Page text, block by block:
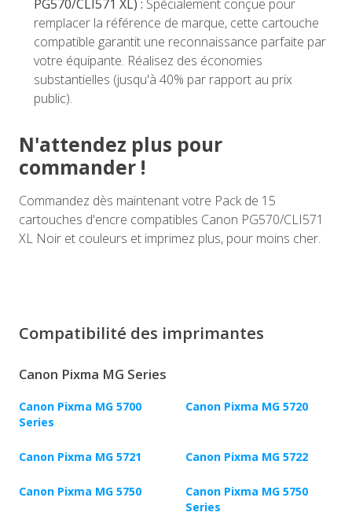
PG570/CLI571 XL) : Spécialement conçue pour
remplacer la référence de marque, cette cartouche
compatible garantit une reconnaissance parfaite par
votre équipante. Réalisez des économies
substantielles (jusqu'à 40% par rapport au prix
public).
N'attendez plus pour
commander !
Commandez dès maintenant votre Pack de 15
cartouches d'encre compatibles Canon PG570/CLI571
XL Noir et couleurs et imprimez plus, pour moins cher.
Compatibilité des imprimantes
Canon Pixma MG Series
Canon Pixma MG 5700
Series
Canon Pixma MG 5720
Canon Pixma MG 5721 Canon Pixma MG 5722
Canon Pixma MG 5750
Canon Pixma MG 5750
Series